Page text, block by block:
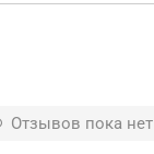
Отзывов пока нет